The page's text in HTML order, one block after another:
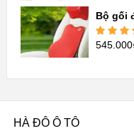
Bộ gối
Được
545.000
HÀ ĐÔ Ô TÔ